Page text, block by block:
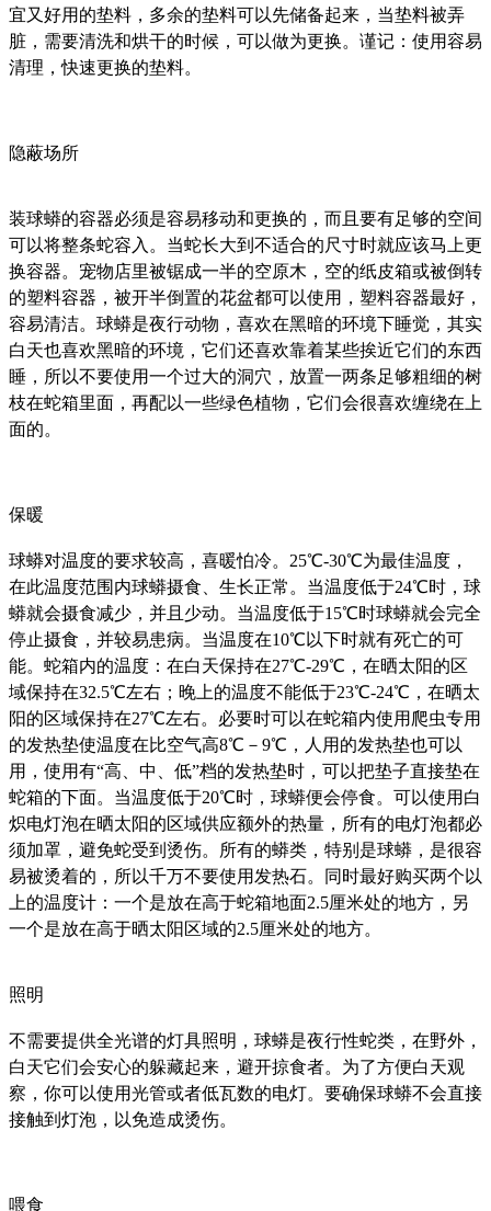
宜又好用的垫料，多余的垫料可以先储备起来，当垫料被弄
脏，需要清洗和烘干的时候，可以做为更换。谨记：使用容易
清理，快速更换的垫料。
隐蔽场所
装球蟒的容器必须是容易移动和更换的，而且要有足够的空间
可以将整条蛇容入。当蛇长大到不适合的尺寸时就应该马上更
换容器。宠物店里被锯成一半的空原木，空的纸皮箱或被倒转
的塑料容器，被开半倒置的花盆都可以使用，塑料容器最好，
容易清洁。球蟒是夜行动物，喜欢在黑暗的环境下睡觉，其实
白天也喜欢黑暗的环境，它们还喜欢靠着某些挨近它们的东西
睡，所以不要使用一个过大的洞穴，放置一两条足够粗细的树
枝在蛇箱里面，再配以一些绿色植物，它们会很喜欢缠绕在上
面的。
保暖
球蟒对温度的要求较高，喜暖怕冷。25℃-30℃为最佳温度，
在此温度范围内球蟒摄食、生长正常。当温度低于24℃时，球
蟒就会摄食减少，并且少动。当温度低于15℃时球蟒就会完全
停止摄食，并较易患病。当温度在10℃以下时就有死亡的可
能。蛇箱内的温度：在白天保持在27℃-29℃，在晒太阳的区
域保持在32.5℃左右；晚上的温度不能低于23℃-24℃，在晒太
阳的区域保持在27℃左右。必要时可以在蛇箱内使用爬虫专用
的发热垫使温度在比空气高8℃－9℃，人用的发热垫也可以
用，使用有“高、中、低”档的发热垫时，可以把垫子直接垫在
蛇箱的下面。当温度低于20℃时，球蟒便会停食。可以使用白
炽电灯泡在晒太阳的区域供应额外的热量，所有的电灯泡都必
须加罩，避免蛇受到烫伤。所有的蟒类，特别是球蟒，是很容
易被烫着的，所以千万不要使用发热石。同时最好购买两个以
上的温度计：一个是放在高于蛇箱地面2.5厘米处的地方，另
一个是放在高于晒太阳区域的2.5厘米处的地方。
照明
不需要提供全光谱的灯具照明，球蟒是夜行性蛇类，在野外，
白天它们会安心的躲藏起来，避开掠食者。为了方便白天观
察，你可以使用光管或者低瓦数的电灯。要确保球蟒不会直接
接触到灯泡，以免造成烫伤。
喂食